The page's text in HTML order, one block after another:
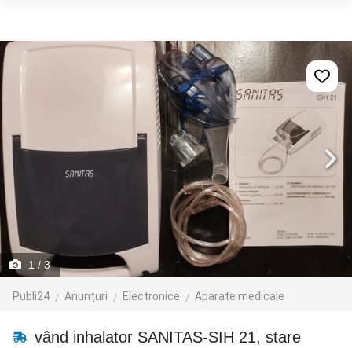
1 / 3
Publi24 Anunțuri Electronice Aparate medicale
vând inhalator SANITAS-SIH 21, stare